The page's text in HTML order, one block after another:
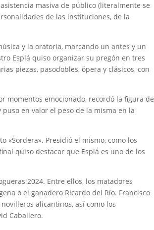
masiva de público (literalmente se
de las instituciones, de la
y la oratoria, marcando un antes y un
Esplá quiso organizar su pregón en tres
piezas, pasodobles, ópera y clásicos, con
momentos emocionado, recordó la figura de
en valor el peso de la misma en la
«Sordera». Presidió el mismo, como los
quiso destacar que Esplá es uno de los
2024. Entre ellos, los matadores
o el ganadero Ricardo del Río. Francisco
alicantinos, así como los
Caballero.